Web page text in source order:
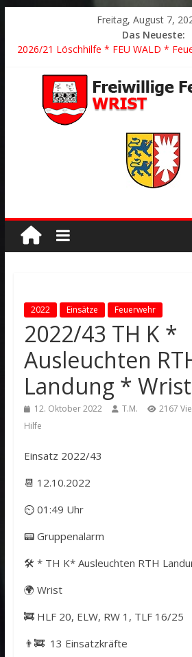
Freitag, August 7,
Das Neueste:
2026/21 Löschhilfe * FEU WALD *
2026/24 * TH G Y * PKW überschlagen *
2026/23 TH K Y * Person in
2026/22 TH Y * VU * 1 Person klemmt
Der schönste Einsatz des Jahres 2026
2022 Einsätze Feuerwehr
2022/43 TH K *
Ausleuchten
Landung * Wrist
12. Oktober 2022 T.M. 2167
Hilfe
Einsatz 2022/43
📆 12.10.2022
⏲ 01:49 Uhr
📟 Gruppenalarm
🛠️ * TH K* Ausleuchten RTH
🌍 Wrist
🚒 HLF 20, ELW, RW 1, TLF 16/25
👨‍🚒 13 Einsatzkräfte